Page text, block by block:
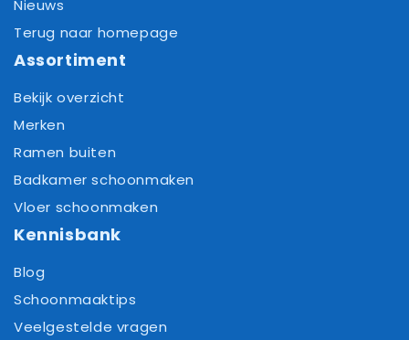
Nieuws
Terug naar homepage
Assortiment
Bekijk overzicht
Merken
Ramen buiten
Badkamer schoonmaken
Vloer schoonmaken
Kennisbank
Blog
Schoonmaaktips
Veelgestelde vragen